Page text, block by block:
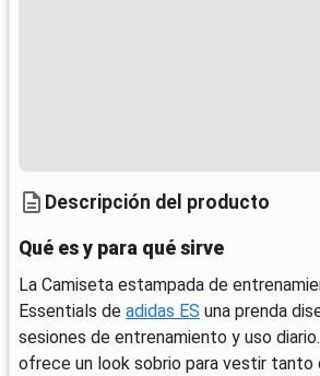
Descripción del producto
Qué es y para qué sirve
La Camiseta estampada de
Essentials de adidas ES una prenda
sesiones de entrenamiento y uso
ofrece un look sobrio para vestir tanto